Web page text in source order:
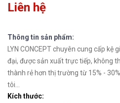
Liên hệ
Thông tin sản phẩm:
LYN CONCEPT chuyên cung cấp kệ
đại, được sản xuất trực tiếp, không
thành rẻ hơn thị trường từ 15% -
tôi...
Kích thước: